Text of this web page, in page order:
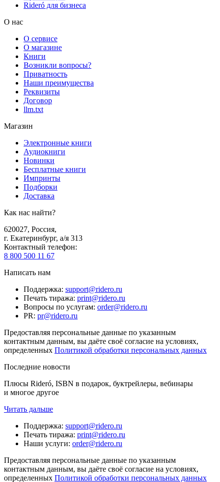
Rideró для бизнеса
О нас
О сервисе
О магазине
Книги
Возникли вопросы?
Приватность
Наши преимущества
Реквизиты
Договор
llm.txt
Магазин
Электронные книги
Аудиокниги
Новинки
Бесплатные книги
Импринты
Подборки
Доставка
Как нас найти?
620027, Россия,
г. Екатеринбург, а/я 313
Контактный телефон:
8 800 500 11 67
Написать нам
Поддержка: support@ridero.ru
Печать тиража: print@ridero.ru
Вопросы по услугам: order@ridero.ru
PR: pr@ridero.ru
Предоставляя персональные данные по указанным
контактным данным, вы даёте своё согласие на условиях,
определенных Политикой обработки персональных данных
Последние новости
Плюсы Rideró, ISBN в подарок, буктрейлеры, вебинары
и многое другое
Читать дальше
Поддержка: support@ridero.ru
Печать тиража: print@ridero.ru
Наши услуги: order@ridero.ru
Предоставляя персональные данные по указанным
контактным данным, вы даёте своё согласие на условиях,
определенных Политикой обработки персональных данных